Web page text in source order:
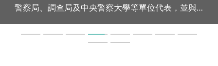
警察局、調查局及中央警察大學等單位代表，並與
題進行交流，展現臺灣於國際治理與科技應用之專